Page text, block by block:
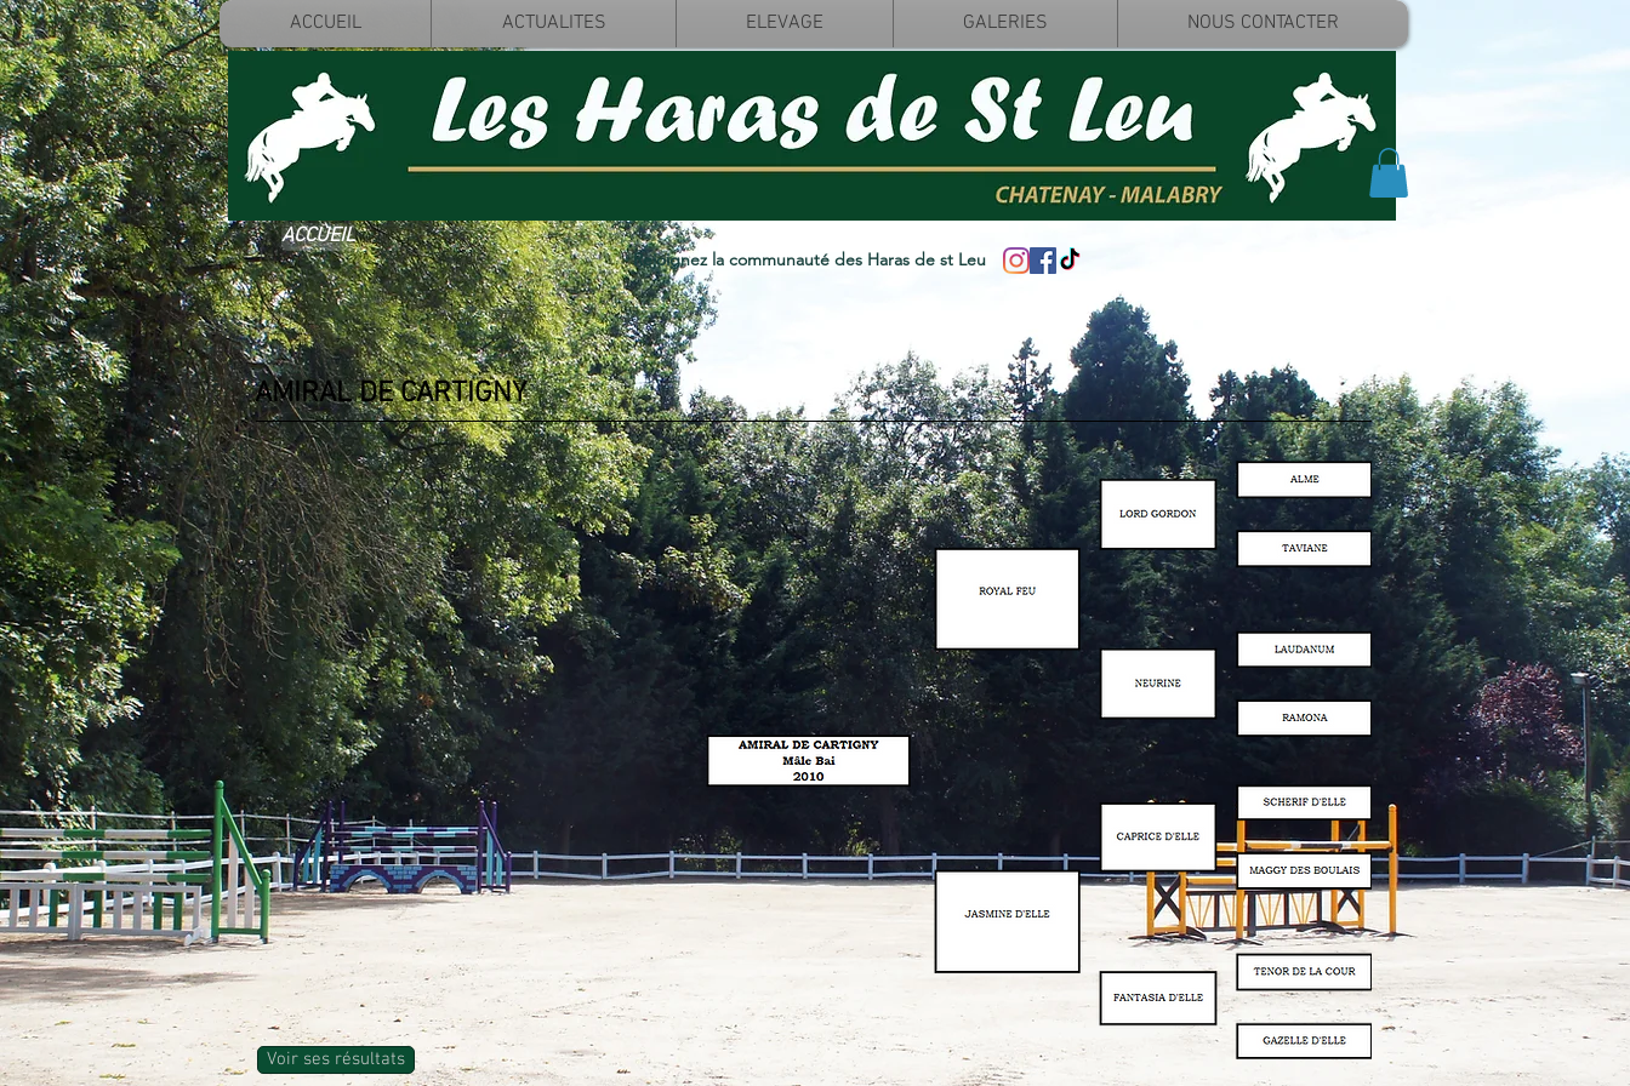
ACCUEIL ACTUALITES ELEVAGE GALERIES NOUS CONTACTER
ACCUEIL
Rejoignez la communauté des Haras de st Leu
AMIRAL DE CARTIGNY
Voir ses résultats